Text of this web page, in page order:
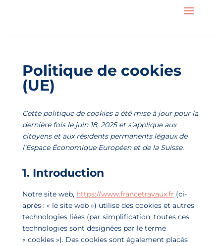
Politique de cookies
(UE)
Cette politique de cookies a été mise à jour pour la
dernière fois le juin 18, 2025 et s’applique aux
citoyens et aux résidents permanents légaux de
l’Espace Économique Européen et de la Suisse.
1. Introduction
Notre site web, https://www.francetravaux.fr (ci-
après : « le site web ») utilise des cookies et autres
technologies liées (par simplification, toutes ces
technologies sont désignées par le terme
« cookies »). Des cookies sont également placés